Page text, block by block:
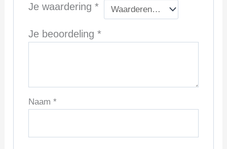
Je waardering *
Je beoordeling *
Naam *